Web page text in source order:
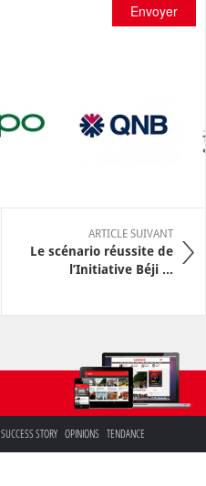
Envoyer
ARTICLE SUIVANT
Le scénario réussite de
l’Initiative Béji ...
SUCCESS STORY OPINIONS TENDANCE